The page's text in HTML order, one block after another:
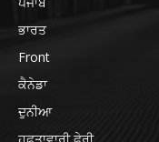
ਭਾਰਤ
Front
ਕੈਨੇਡਾ
ਦੁਨੀਆ